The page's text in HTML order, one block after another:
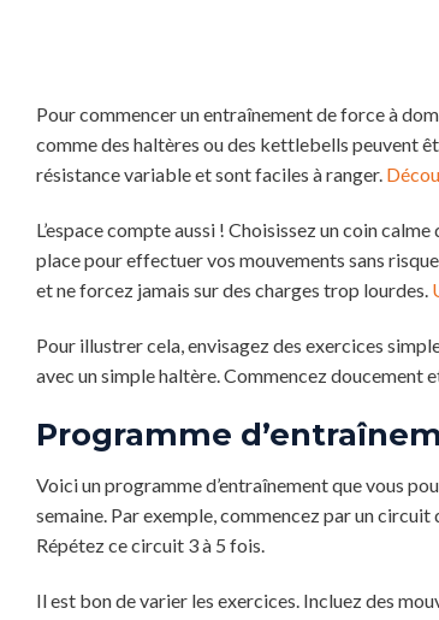
Pour commencer un entraînement de force à
comme des haltères ou des kettlebells peuvent
résistance variable et sont faciles à ranger.
L’espace compte aussi ! Choisissez un coin
place pour effectuer vos mouvements sans
et ne forcez jamais sur des charges trop lourdes.
Pour illustrer cela, envisagez des exercices
avec un simple haltère. Commencez doucement
Programme
Voici un programme d’entraînement que vous
semaine. Par exemple, commencez par un
Répétez ce circuit 3 à 5 fois.
Il est bon de varier les exercices. Incluez des